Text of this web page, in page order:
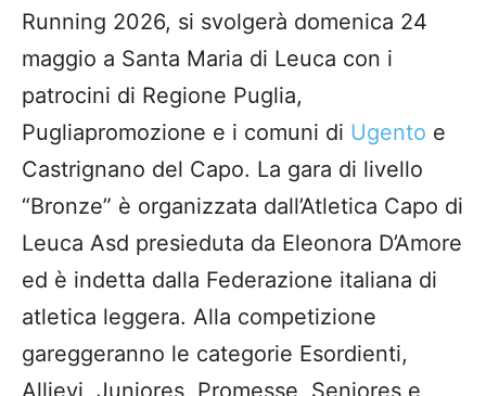
Running 2026, si svolgerà domenica 24
maggio a Santa Maria di Leuca con i
patrocini di Regione Puglia,
Pugliapromozione e i comuni di Ugento e
Castrignano del Capo. La gara di livello
“Bronze” è organizzata dall’Atletica Capo di
Leuca Asd presieduta da Eleonora D’Amore
ed è indetta dalla Federazione italiana di
atletica leggera. Alla competizione
gareggeranno le categorie Esordienti,
Allievi, Juniores, Promesse, Seniores e